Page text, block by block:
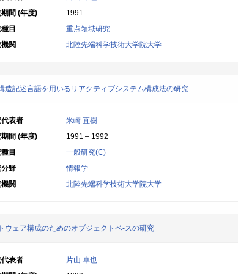
間 (年度)
1991
目
重点領域研究
関
北陸先端科学技術大学院大学
造記述言語を用いるリアクティブシステム構成法の研究
表者
米崎 直樹
間 (年度)
1991 – 1992
目
一般研究(C)
野
情報学
関
北陸先端科学技術大学院大学
ウェア構成のためのオブジェクトベ-スの研究
表者
片山 卓也